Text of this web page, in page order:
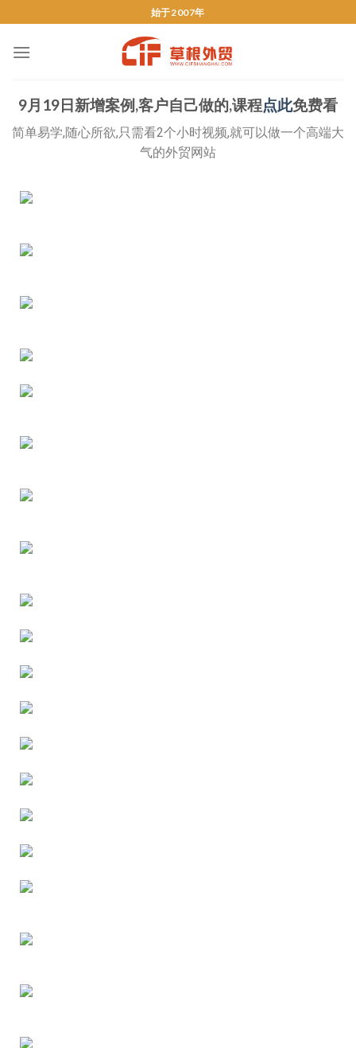
始于2007年
9月19日新增案例,客户自己做的,课程点此免费看
简单易学,随心所欲,只需看2个小时视频,就可以做一个高端大
气的外贸网站